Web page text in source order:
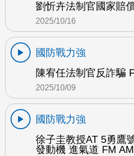
劉忻卉法制官國家賠
2025/10/16
國防戰力強
陳宥任法制官反詐騙
2025/10/09
國防戰力強
徐子圭教授AT 5勇鷹
發動機 進氣道 FM AM